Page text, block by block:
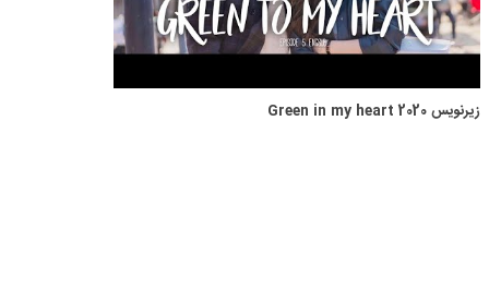
زیرنویس Green in my heart 2020